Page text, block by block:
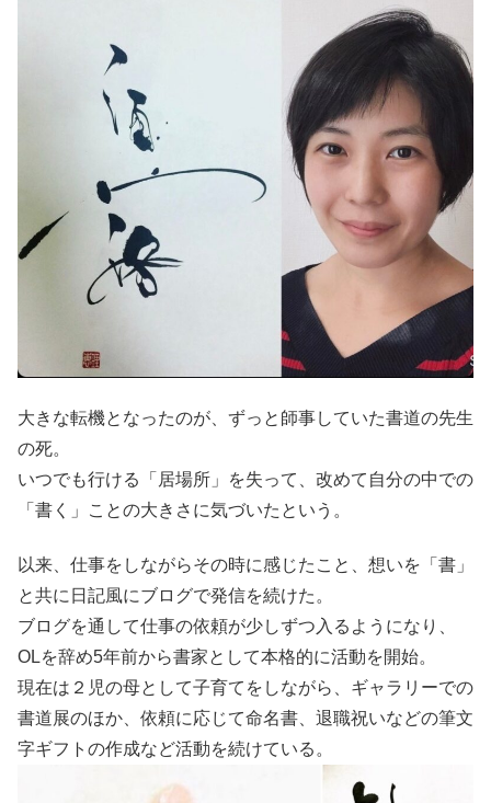
大きな転機となったのが、ずっと師事していた書道の先生
の死。
いつでも行ける「居場所」を失って、改めて自分の中での
「書く」ことの大きさに気づいたという。
以来、仕事をしながらその時に感じたこと、想いを「書」
と共に日記風にブログで発信を続けた。
ブログを通して仕事の依頼が少しずつ入るようになり、
OLを辞め5年前から書家として本格的に活動を開始。
現在は２児の母として子育てをしながら、ギャラリーでの
書道展のほか、依頼に応じて命名書、退職祝いなどの筆文
字ギフトの作成など活動を続けている。